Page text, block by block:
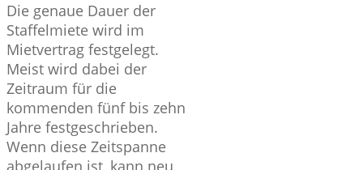
Die genaue Dauer der
Staffelmiete wird im
Mietvertrag festgelegt.
Meist wird dabei der
Zeitraum für die
kommenden fünf bis zehn
Jahre festgeschrieben.
Wenn diese Zeitspanne